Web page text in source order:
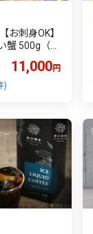
お刺身OK】
蟹 500g（総
蟹 ズワイガ
身 生 生食
ト 贈り物
a027_A
11,000円
)